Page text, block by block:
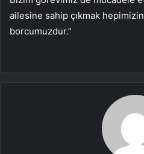
ailesine sahip çıkmak
borcumuzdur.”